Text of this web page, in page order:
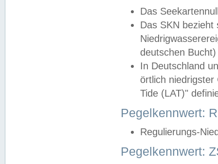
Das
Das SKN
deutschen
In Deutschland
örtlich
Tide (LAT)"
Pegelkennwert:
Regulierungs-
Pegelkennwert: